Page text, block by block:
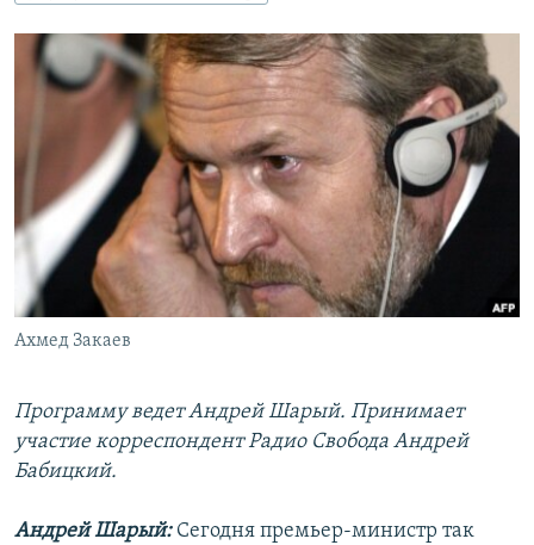
СИБИРЬ.РЕАЛИИ
РАСПИСАНИЕ ВЕЩАНИЯ
ПОДПИШИТЕСЬ НА РАССЫЛКУ
СОЦИАЛЬНЫЕ СЕТИ
Ахмед Закаев
Программу ведет Андрей Шарый. Принимает
участие корреспондент Радио Свобода Андрей
Бабицкий.
Андрей Шарый:Сегодня премьер-министр так